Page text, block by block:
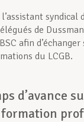
syndical
de
afin
du LCGB.
d’avance